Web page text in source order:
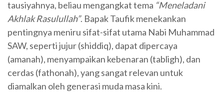
tausiyahnya, beliau mengangkat tema “Meneladani
Akhlak Rasulullah”. Bapak Taufik menekankan
pentingnya meniru sifat-sifat utama Nabi Muhammad
SAW, seperti jujur (shiddiq), dapat dipercaya
(amanah), menyampaikan kebenaran (tabligh), dan
cerdas (fathonah), yang sangat relevan untuk
diamalkan oleh generasi muda masa kini.